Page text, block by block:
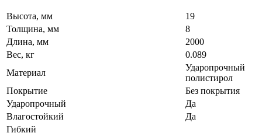
Высота, мм
19
Толщина, мм
8
Длина, мм
2000
Вес, кг
0.089
Материал
Ударопрочный
полистирол
Покрытие
Без покрытия
Ударопрочный
Да
Влагостойкий
Да
Гибкий